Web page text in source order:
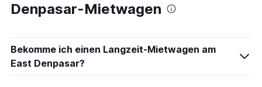
Denpasar-Mietwagen
Bekomme ich einen Langzeit-Mietwagen am
East Denpasar?